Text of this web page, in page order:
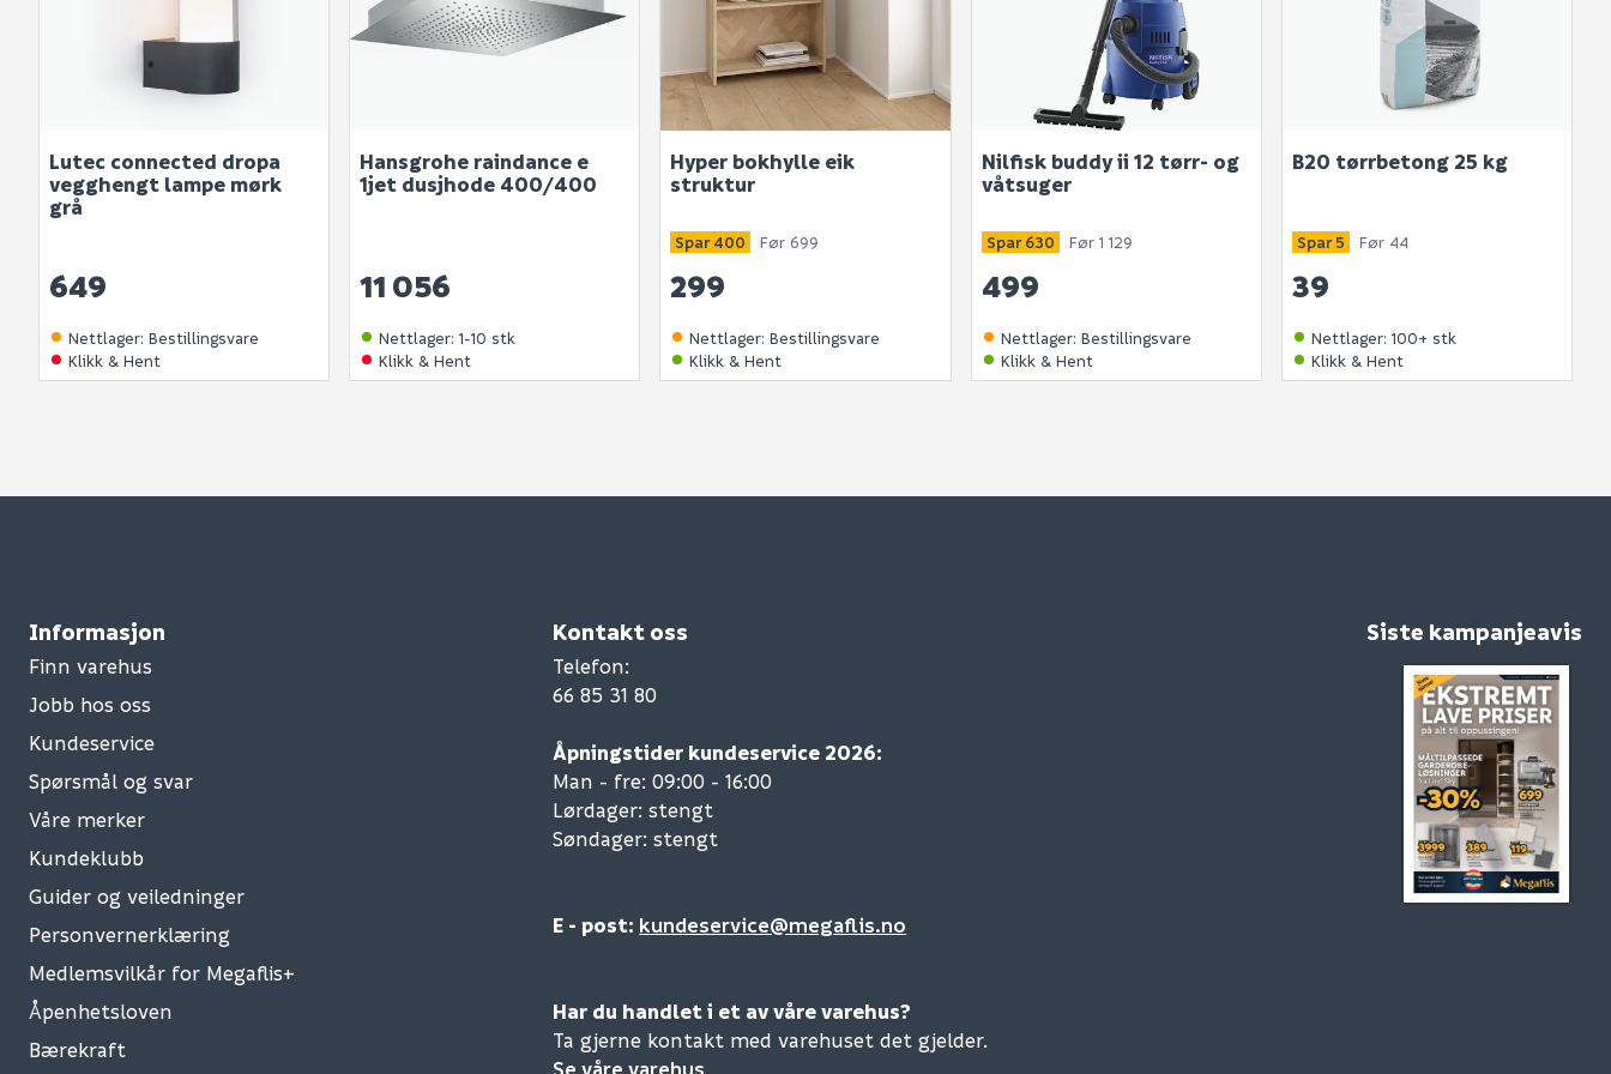
Lutec connected dropa
vegghengt lampe mørk
grå
649
Nettlager: Bestillingsvare
Klikk & Hent
Hansgrohe raindance e
1jet dusjhode 400/400
11 056
Nettlager:1-10 stk
Klikk & Hent
Hyper bokhylle eik
struktur
299
Spar 400 Før 699
Nettlager:Bestillingsvare
Klikk & Hent
Nilfisk buddy ii 12 tørr- og
våtsuger
499
Spar 630 Før 1 129
Nettlager: Bestillingsvare
Klikk & Hent
B20 tørrbetong 25 kg
39
Spar 5 Før 44
Nettlager: 100+ stk
Klikk & Hent
Informasjon
Finn varehus
Jobb hos oss
Kundeservice
Spørsmål og svar
Våre merker
Kundeklubb
Guider og veiledninger
Personvernerklæring
Medlemsvilkår for Megaflis+
Åpenhetsloven
Bærekraft
Kontakt oss
Telefon:
66 85 31 80
Åpningstider kundeservice 2026:
Man - fre: 09:00 - 16:00
Lørdager: stengt
Søndager: stengt
E - post: kundeservice@megaflis.no
Har du handlet i et av våre varehus?
Ta gjerne kontakt med varehuset det gjelder.
Se våre varehus
Siste kampanjeavis